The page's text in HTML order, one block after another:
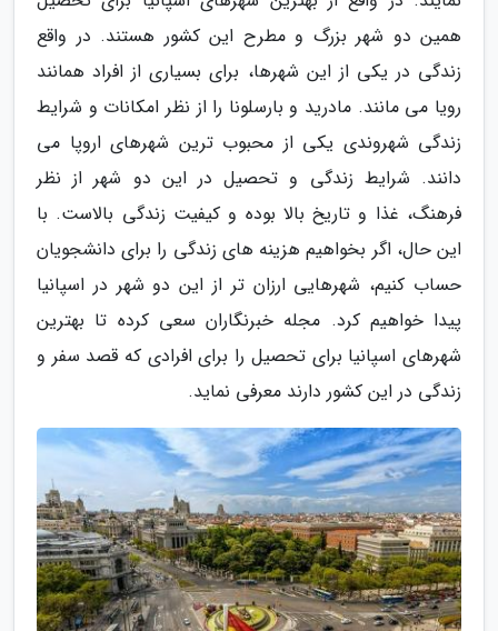
همین دو شهر بزرگ و مطرح این کشور هستند. در واقع
زندگی در یکی از این شهرها، برای بسیاری از افراد همانند
رویا می مانند. مادرید و بارسلونا را از نظر امکانات و شرایط
زندگی شهروندی یکی از محبوب ترین شهرهای اروپا می
دانند. شرایط زندگی و تحصیل در این دو شهر از نظر
فرهنگ، غذا و تاریخ بالا بوده و کیفیت زندگی بالاست. با
این حال، اگر بخواهیم هزینه های زندگی را برای دانشجویان
حساب کنیم، شهرهایی ارزان تر از این دو شهر در اسپانیا
پیدا خواهیم کرد. مجله خبرنگاران سعی کرده تا بهترین
شهرهای اسپانیا برای تحصیل را برای افرادی که قصد سفر و
زندگی در این کشور دارند معرفی نماید.